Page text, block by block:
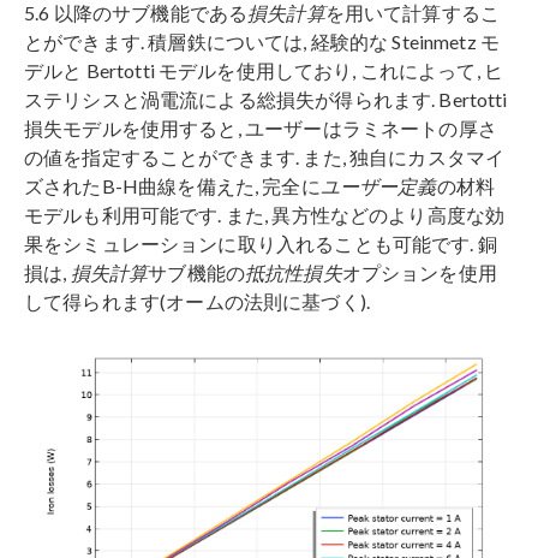
5.6 以降のサブ機能である損失計算を用いて計算するこ
とができます. 積層鉄については, 経験的な Steinmetz モ
デルと Bertotti モデルを使用しており, これによって, ヒ
ステリシスと渦電流による総損失が得られます. Bertotti
損失モデルを使用すると, ユーザーはラミネートの厚さ
の値を指定することができます. また, 独自にカスタマイ
ズされたB-H曲線を備えた, 完全にユーザー定義の材料
モデルも利用可能です. また, 異方性などのより高度な効
果をシミュレーションに取り入れることも可能です. 銅
損は, 損失計算サブ機能の抵抗性損失オプションを使用
して得られます(オームの法則に基づく).